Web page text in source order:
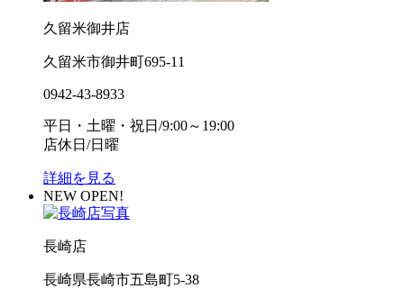
久留米御井店
久留米市御井町695-11
0942-43-8933
平日・土曜・祝日/9:00～19:00
店休日/日曜
詳細を見る
NEW OPEN!
長崎店
長崎県長崎市五島町5-38